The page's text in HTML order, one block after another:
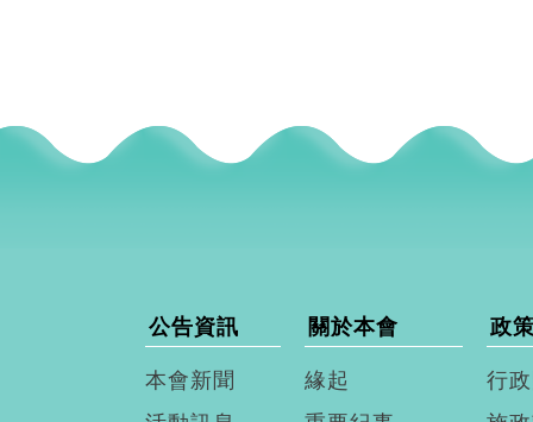
公告資訊
本會新聞
關於本會
緣起
政
行